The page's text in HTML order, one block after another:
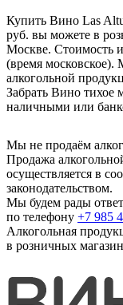
Купить Вино Las
руб. вы можете в
Москве. Стоимость
(время московское).
алкогольной
Забрать Вино тихое
наличными или
Мы не продаём
Продажа
осуществляется в
законодательством.
Мы будем рады
по телефону +7 985
Алкогольная
в розничных